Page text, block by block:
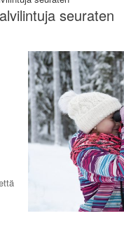
seuraten